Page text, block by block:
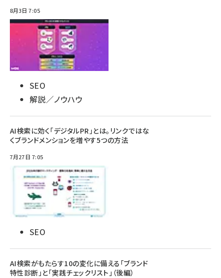
8月3日 7:05
SEO
解説／ノウハウ
AI検索に効く「デジタルPR」とは。リンクではな
くブランドメンションを増やす5つの方法
7月27日 7:05
SEO
AI検索がもたらす10の変化に備える「ブランド
特性診断」と「実践チェックリスト」（後編）